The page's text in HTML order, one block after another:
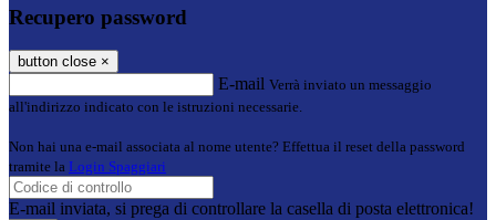
Recupero password
button close ×
E-mail Verrà inviato un messaggio
all'indirizzo indicato con le istruzioni necessarie.
Non hai una e-mail associata al nome utente? Effettua il reset della password
tramite la Login Spaggiari
E-mail inviata, si prega di controllare la casella di posta elettronica!